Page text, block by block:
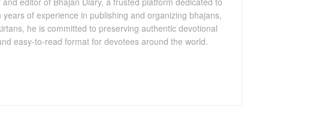
of experience in publishing and organizing bhajans,
he is committed to preserving authentic devotional
easy-to-read format for devotees around the world.